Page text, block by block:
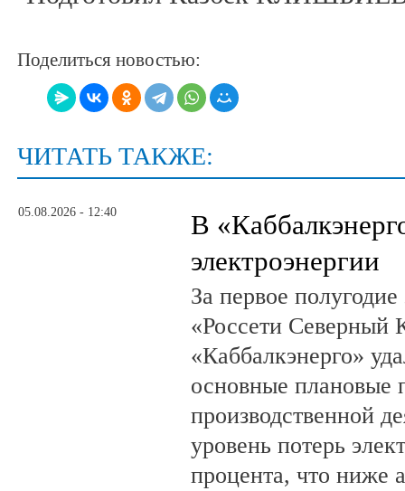
Поделиться новостью:
ЧИТАТЬ ТАКЖЕ:
05.08.2026 - 12:40
В
электроэнергии
За первое
«Россети Северный
«Каббалкэнерго»
основные плановые
производственной
уровень потерь
процента, что ниже